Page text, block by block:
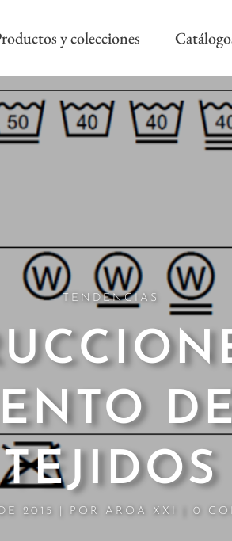
y colecciones
COLECCIÓN REEVÈR ALTA
TENDENCIAS
TEJIDOS
2015 POR AROA XXI 0